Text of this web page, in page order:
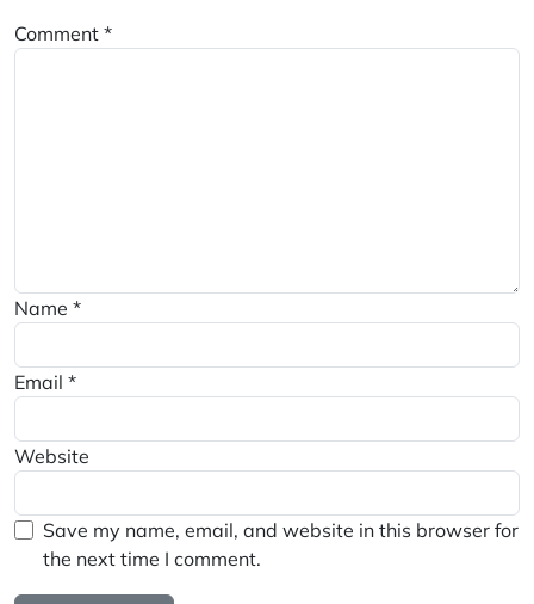
Comment *
Name *
Email *
Website
Save my name, email, and website in this browser for
the next time I comment.